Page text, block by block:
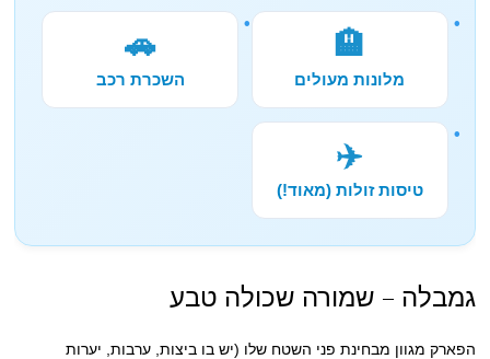
🏨
מלונות מעולים
🚗
השכרת רכב
✈️
טיסות זולות (מאוד!)
גמבלה – שמורה שכולה טבע
הפארק מגוון מבחינת פני השטח שלו (יש בו ביצות, ערבות, יערות